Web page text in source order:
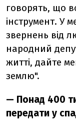
говорять, що
інструмент. У
звернень від
народний
житті, дайте
землю".
— Понад 400
передати у